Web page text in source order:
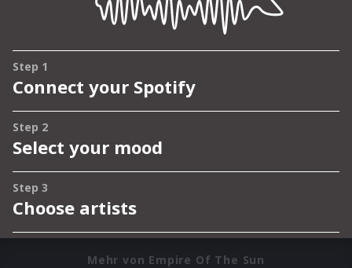
Mehr von Empire Of The Sun